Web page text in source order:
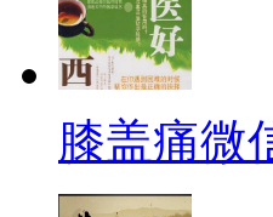
膝盖痛微